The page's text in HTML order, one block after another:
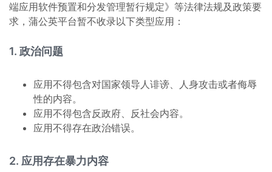
端应用软件预置和分发管理暂行规定》等法律法规及政策要
求，蒲公英平台暂不收录以下类型应用：
1. 政治问题
应用不得包含对国家领导人诽谤、人身攻击或者侮辱
性的内容。
应用不得包含反政府、反社会内容。
应用不得存在政治错误。
2. 应用存在暴力内容